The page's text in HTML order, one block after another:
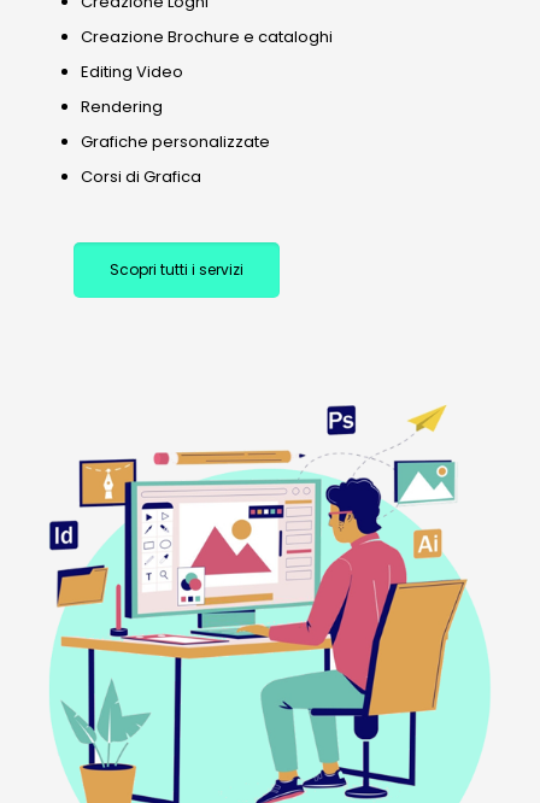
Creazione Brochure e cataloghi
Editing Video
Rendering
Grafiche personalizzate
Corsi di Grafica
Scopri tutti i servizi